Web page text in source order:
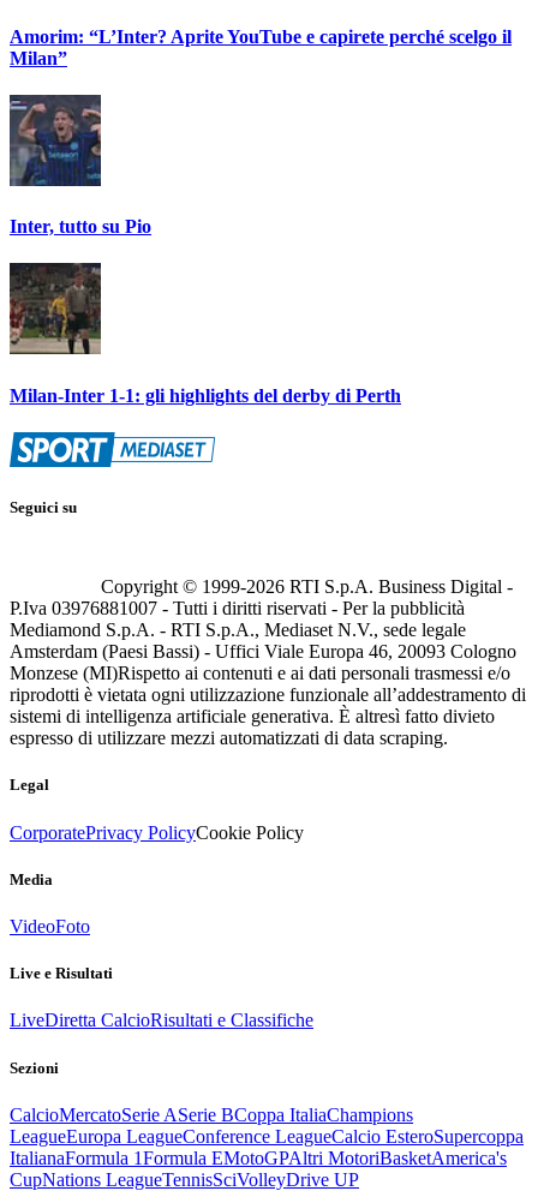
Amorim: “L’Inter? Aprite YouTube e capirete perché scelgo il
Milan”
Inter, tutto su Pio
Milan-Inter 1-1: gli highlights del derby di Perth
Seguici su
Copyright © 1999-2026 RTI S.p.A. Business Digital -
P.Iva 03976881007 - Tutti i diritti riservati - Per la pubblicità
Mediamond S.p.A. - RTI S.p.A., Mediaset N.V., sede legale
Amsterdam (Paesi Bassi) - Uffici Viale Europa 46, 20093 Cologno
Monzese (MI)Rispetto ai contenuti e ai dati personali trasmessi e/o
riprodotti è vietata ogni utilizzazione funzionale all’addestramento di
sistemi di intelligenza artificiale generativa. È altresì fatto divieto
espresso di utilizzare mezzi automatizzati di data scraping.
Legal
CorporatePrivacy PolicyCookie Policy
Media
VideoFoto
Live e Risultati
LiveDiretta CalcioRisultati e Classifiche
Sezioni
CalcioMercatoSerie ASerie BCoppa ItaliaChampions
LeagueEuropa LeagueConference LeagueCalcio EsteroSupercoppa
ItalianaFormula 1Formula EMotoGPAltri MotoriBasketAmerica's
CupNations LeagueTennisSciVolleyDrive UP